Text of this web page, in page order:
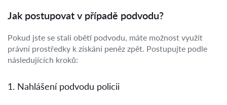
Jak postupovat v případě podvodu?
Pokud jste se stali obětí podvodu, máte možnost využít
právní prostředky k získání peněz zpět. Postupujte podle
následujících kroků:
1. Nahlášení podvodu policii